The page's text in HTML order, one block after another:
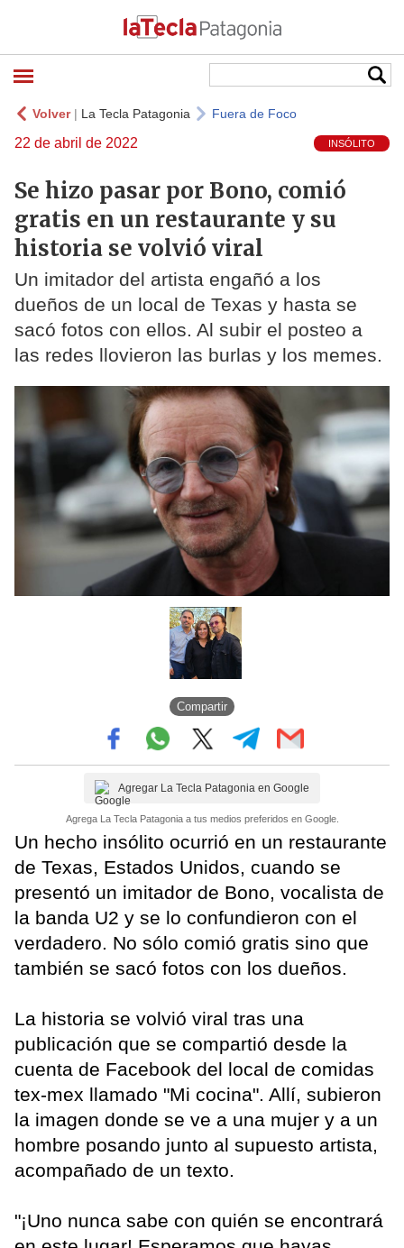
Volver| La Tecla Patagonia Fuera de Foco
22 de abril de 2022 INSÓLITO
Se hizo pasar por Bono, comió
gratis en un restaurante y su
historia se volvió viral
Un imitador del artista engañó a los
dueños de un local de Texas y hasta se
sacó fotos con ellos. Al subir el posteo a
las redes llovieron las burlas y los memes.
Compartir
Agregar La Tecla Patagonia en Google
Agrega La Tecla Patagonia a tus medios preferidos en Google.
Un hecho insólito ocurrió en un restaurante
de Texas, Estados Unidos, cuando se
presentó un imitador de Bono, vocalista de
la banda U2 y se lo confundieron con el
verdadero. No sólo comió gratis sino que
también se sacó fotos con los dueños.
La historia se volvió viral tras una
publicación que se compartió desde la
cuenta de Facebook del local de comidas
tex-mex llamado "Mi cocina". Allí, subieron
la imagen donde se ve a una mujer y a un
hombre posando junto al supuesto artista,
acompañado de un texto.
"¡Uno nunca sabe con quién se encontrará